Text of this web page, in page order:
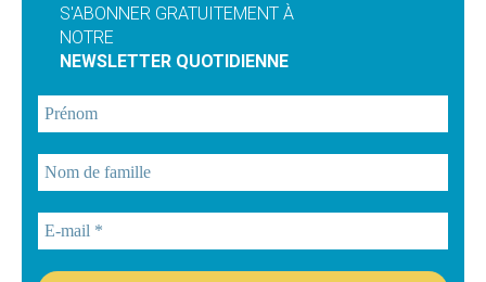
S'ABONNER GRATUITEMENT À
NOTRE
NEWSLETTER QUOTIDIENNE